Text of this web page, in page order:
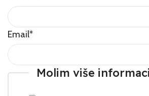
Email*
Molim više